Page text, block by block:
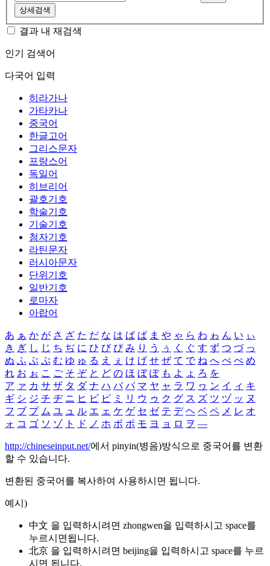
상세검색
결과 내 재검색
인기 검색어
다국어 입력
히라가나
가타카나
중국어
한글고어
그리스문자
프랑스어
독일어
히브리어
괄호기호
학술기호
기술기호
첨자기호
라틴문자
러시아문자
단위기호
일반기호
로마자
아랍어
あ ぁ か が さ ざ た だ な は ば ぱ ま や ゃ ら わ ゎ ん い ぃ
き ぎ し じ ち ぢ に ひ び ぴ み り う ぅ く ぐ す ず つ づ っ
ぬ ふ ぶ ぷ む ゆ ゅ る え ぇ け げ せ ぜ て で ね へ べ ぺ め
れ お ぉ こ ご そ ぞ と ど の ほ ぼ ぽ も よ ょ ろ を
ア ァ カ サ ザ タ ダ ナ ハ バ パ マ ヤ ャ ラ ワ ヮ ン イ ィ キ
ギ シ ジ チ ヂ ニ ヒ ビ ピ ミ リ ウ ゥ ク グ ス ズ ツ ヅ ッ ヌ
フ ブ プ ム ユ ュ ル エ ェ ケ ゲ セ ゼ テ デ ヘ ベ ペ メ レ オ
ォ コ ゴ ソ ゾ ト ド ノ ホ ボ ポ モ ヨ ョ ロ ヲ ―
http://chineseinput.net/에서 pinyin(병음)방식으로 중국어를 변환
할 수 있습니다.
변환된 중국어를 복사하여 사용하시면 됩니다.
예시)
中文 을 입력하시려면 zhongwen을 입력하시고 space를
누르시면됩니다.
北京 을 입력하시려면 beijing을 입력하시고 space를 누르
시면 됩니다.